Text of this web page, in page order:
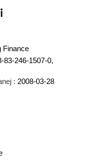
Finance
83-246-1507-0,
: 2008-03-28